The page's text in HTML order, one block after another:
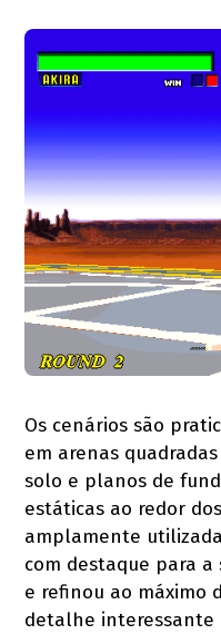
Os cenários são
em arenas
solo e planos de
estáticas ao redor
amplamente
com destaque para
e refinou ao máximo
detalhe interessante